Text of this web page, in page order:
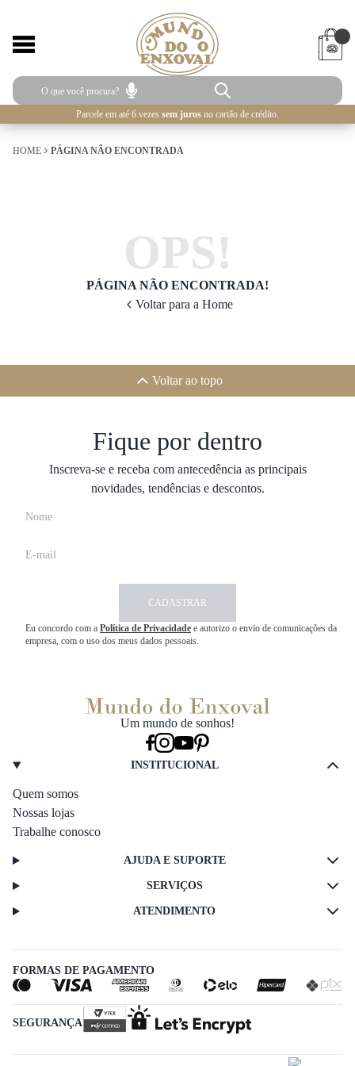
Parcele em até 6 vezes sem juros no cartão de crédito.
HOME PÁGINA NÃO ENCONTRADA
OPS!
PÁGINA NÃO ENCONTRADA!
Voltar para a Home
Voltar ao topo
Fique por dentro
Inscreva-se e receba com antecedência as principais
novidades, tendências e descontos.
CADASTRAR
Eu concordo com a Política de Privacidade e autorizo o envio de comunicações da
empresa, com o uso dos meus dados pessoais.
Um mundo de sonhos!
INSTITUCIONAL
Quem somos
Nossas lojas
Trabalhe conosco
AJUDA E SUPORTE
SERVIÇOS
ATENDIMENTO
FORMAS DE PAGAMENTO
SEGURANÇA